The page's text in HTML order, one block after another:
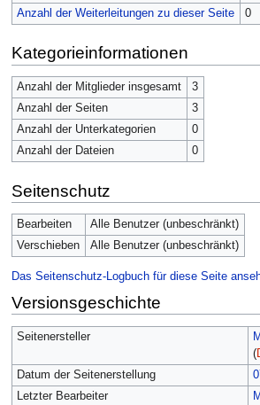
Anzahl der Weiterleitungen zu dieser Seite
0
Kategorieinformationen
Anzahl der Mitglieder insgesamt
3
Anzahl der Seiten
3
Anzahl der Unterkategorien
0
Anzahl der Dateien
0
Seitenschutz
Bearbeiten
Alle Benutzer (unbeschränkt)
Verschieben
Alle Benutzer (unbeschränkt)
Das Seitenschutz-Logbuch für diese Seite
Versionsgeschichte
Seitenersteller
(
Datum der Seitenerstellung
Letzter Bearbeiter